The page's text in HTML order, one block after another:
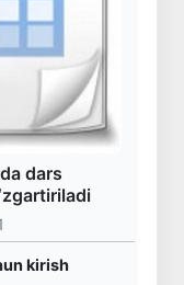
dars
kirish